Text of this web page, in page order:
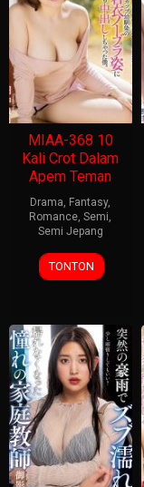
MIAA-368 10
Kali Crot Dalam
Apem Teman
Drama, Fantasy,
Romance,Semi,
Semi Jepang
TONTON